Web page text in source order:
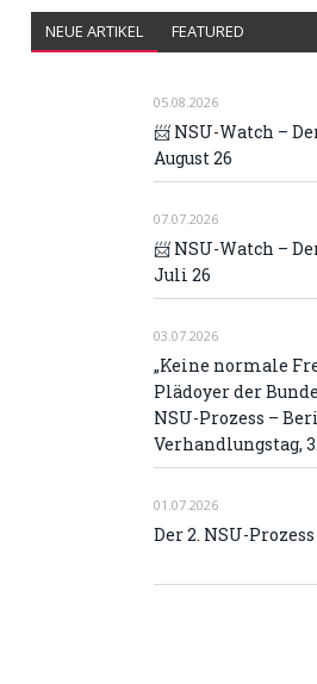
NEUE ARTIKEL FEATURED
05.08.2026
📨 NSU-Watch –
August 26
07.07.2026
📨 NSU-Watch –
Juli 26
03.07.2026
„Keine normale
Plädoyer der
NSU-Prozess –
Verhandlungstag,
01.07.2026
Der 2. NSU-